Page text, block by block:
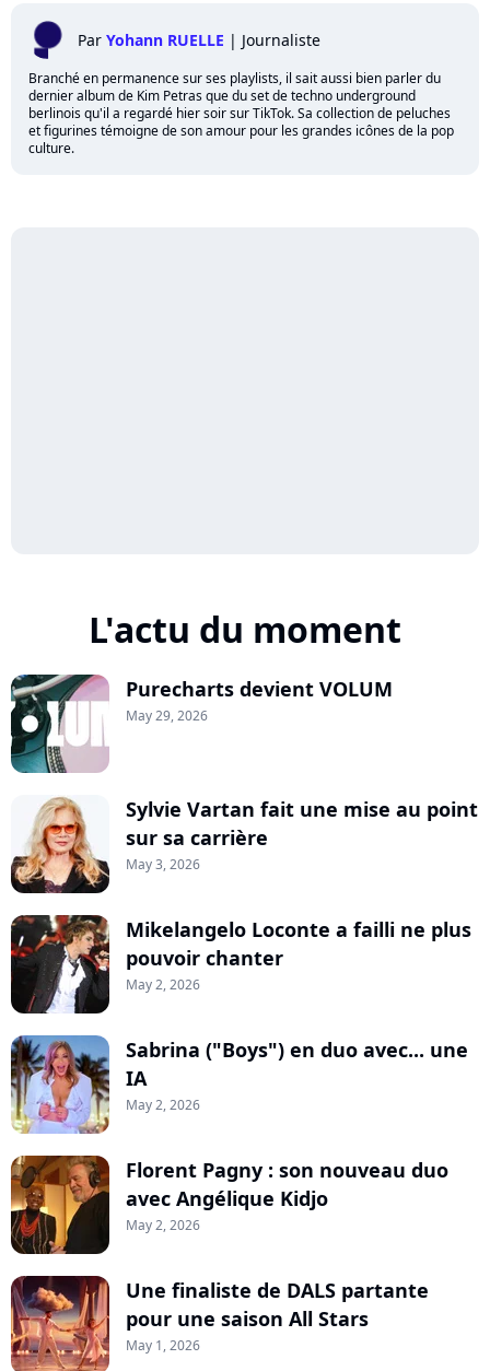
Par Yohann RUELLE | Journaliste
Branché en permanence sur ses playlists, il sait aussi bien parler du
dernier album de Kim Petras que du set de techno underground
berlinois qu'il a regardé hier soir sur TikTok. Sa collection de peluches
et figurines témoigne de son amour pour les grandes icônes de la pop
culture.
L'actu du moment
Purecharts devient VOLUM
May 29, 2026
Sylvie Vartan fait une mise au point
sur sa carrière
May 3, 2026
Mikelangelo Loconte a failli ne plus
pouvoir chanter
May 2, 2026
Sabrina ("Boys") en duo avec... une
IA
May 2, 2026
Florent Pagny : son nouveau duo
avec Angélique Kidjo
May 2, 2026
Une finaliste de DALS partante
pour une saison All Stars
May 1, 2026